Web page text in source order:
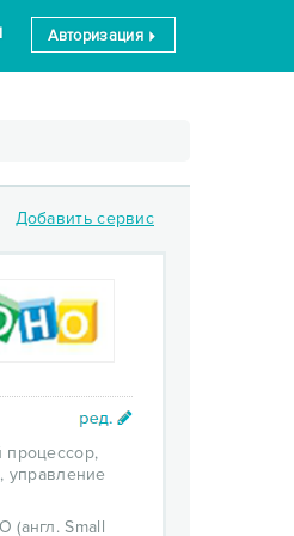
Авторизация
Добавить сервис
управление
(англ. Small